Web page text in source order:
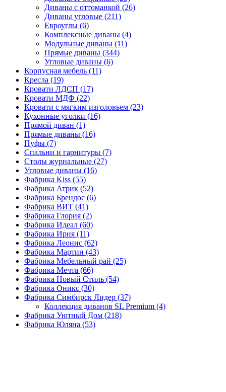
Диваны с оттоманкой (26)
Диваны угловые (211)
Евроуглы (6)
Комплексные диваны (4)
Модульные диваны (11)
Прямые диваны (344)
Угловые диваны (6)
Корпусная мебель (11)
Кресла (19)
Кровати ЛДСП (17)
Кровати МДФ (22)
Кровати с мягким изголовьем (23)
Кухонные уголки (16)
Прямой диван (1)
Прямые диваны (16)
Пуфы (7)
Спальни и гарнитуры (7)
Столы журнальные (27)
Угловые диваны (16)
Фабрика Kiss (55)
Фабрика Атрик (52)
Фабрика Брендос (6)
Фабрика ВИТ (41)
Фабрика Глория (2)
Фабрика Идеал (60)
Фабрика Ирия (11)
Фабрика Леонис (62)
Фабрика Мартин (43)
Фабрика Мебельный рай (25)
Фабрика Мечта (66)
Фабрика Новый Стиль (54)
Фабрика Оникс (30)
Фабрика Симбирск Лидер (37)
Коллекция диванов SL Premium (4)
Фабрика Уютный Дом (218)
Фабрика Юляна (53)